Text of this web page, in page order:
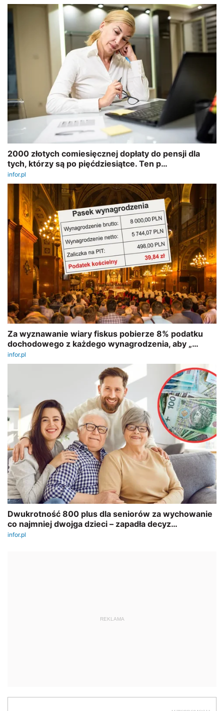
REKLAMA